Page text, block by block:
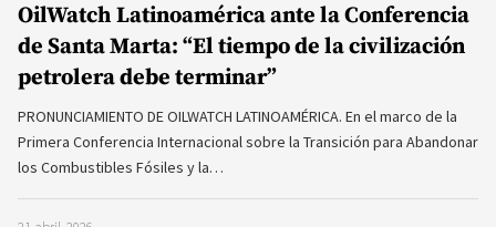
OilWatch Latinoamérica ante la Conferencia
de Santa Marta: “El tiempo de la civilización
petrolera debe terminar”
PRONUNCIAMIENTO DE OILWATCH LATINOAMÉRICA. En el marco de la
Primera Conferencia Internacional sobre la Transición para Abandonar
los Combustibles Fósiles y la…